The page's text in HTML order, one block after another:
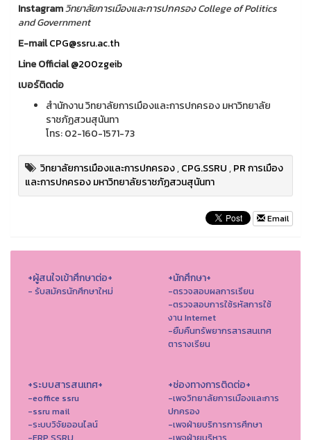
Instagramวิทยาลัยการเมืองและการปกครอง College of Politics
and Government
E-mailCPG@ssru.ac.th
Line Official@200zgeib
เบอร์ติดต่อ
สำนักงาน วิทยาลัยการเมืองและการปกครอง มหาวิทยาลัย
ราชภัฏสวนสุนันทา
โทร: 02-160-1571-73
วิทยาลัยการเมืองและการปกครอง,CPG.SSRU,PR การเมือง
และการปกครอง มหาวิทยาลัยราชภัฏสวนสุนันทา
Email
+ผู้สนใจเข้าศึกษาต่อ+
- รับสมัครนักศึกษาใหม่
+นักศึกษา+
-ตรวจสอบผลการเรียน
-ตรวจสอบการใช้รหัสการใช้
งาน Internet
-ยืมคืนทรัพยากรสารสนเทศ
ตารางเรียน
+ระบบสารสนเทศ+
-eoffice ssru
-ssru mail
-ระบบวิจัยออนไลน์
+ช่องทางการติดต่อ+
-เพจวิทยาลัยการเมืองและการ
ปกครอง
-เพจฝ่ายบริการการศึกษา